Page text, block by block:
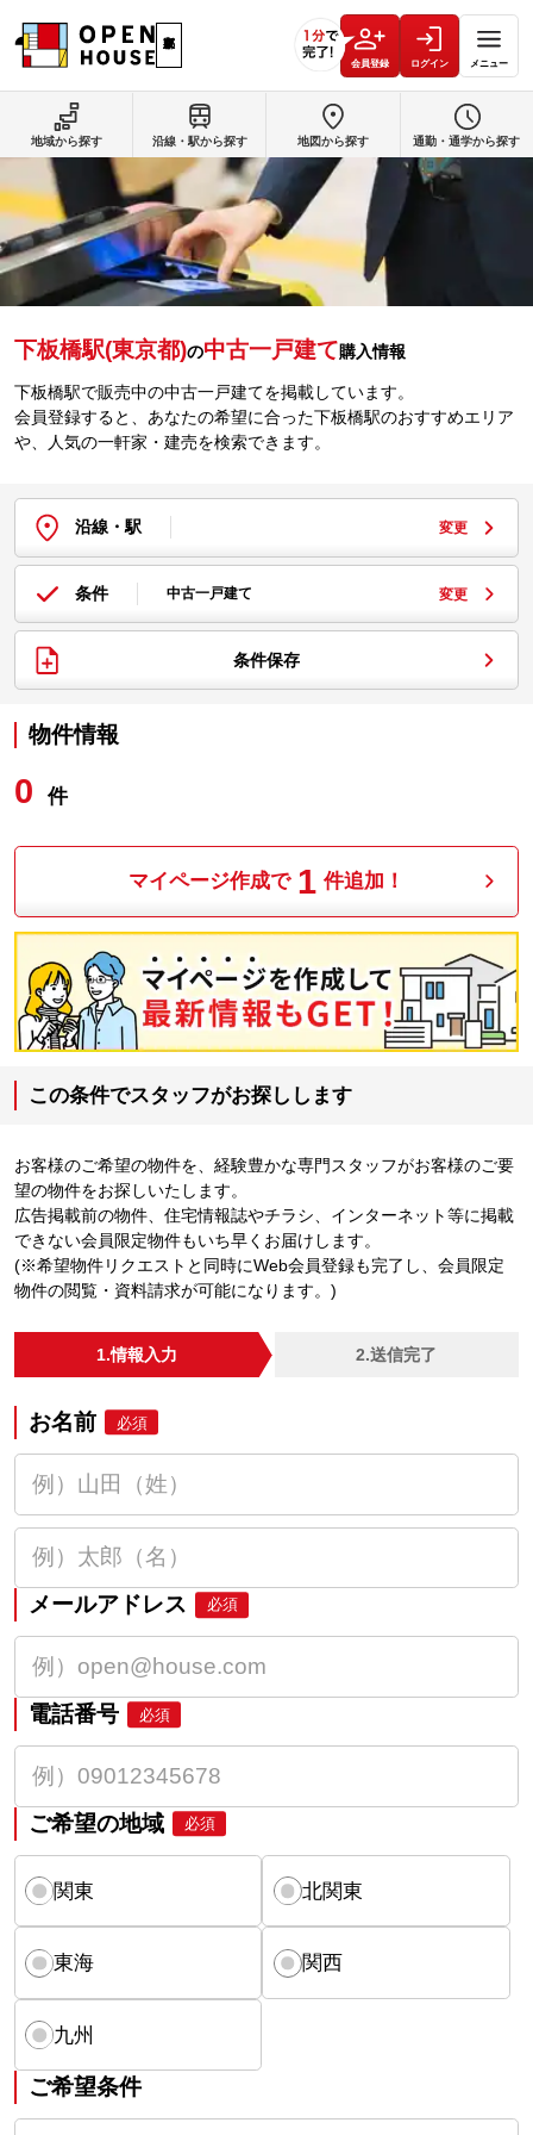
会員登録 ログイン メニュー
下板橋駅(東京都)の中古一戸建て購入情報
下板橋駅で販売中の中古一戸建てを掲載しています。
会員登録すると、あなたの希望に合った下板橋駅のおすすめエリア
や、人気の一軒家・建売を検索できます。
沿線・駅 変更
条件 中古一戸建て 変更
条件保存
物件情報
0 件
マイページ作成で 1 件追加！
この条件でスタッフがお探しします
お客様のご希望の物件を、経験豊かな専門スタッフがお客様のご要
望の物件をお探しいたします。
広告掲載前の物件、住宅情報誌やチラシ、インターネット等に掲載
できない会員限定物件もいち早くお届けします。
(※希望物件リクエストと同時にWeb会員登録も完了し、会員限定
物件の閲覧・資料請求が可能になります。)
1.情報入力 2.送信完了
お名前 必須
メールアドレス 必須
電話番号 必須
ご希望の地域 必須
関東 北関東
東海 関西
九州
ご希望条件
地域から探す 沿線・駅から探す 地図から探す 通勤・通学から探す